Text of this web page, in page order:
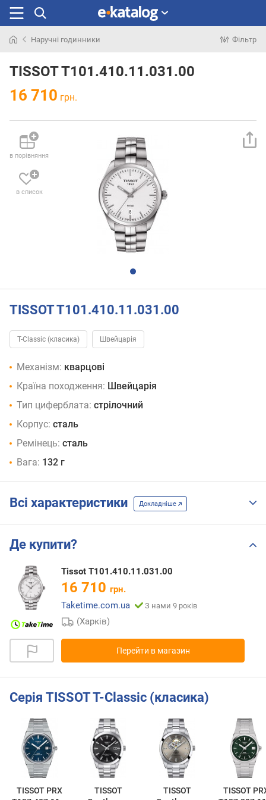
раніше
Наручні годинники Фільтр
TISSOT T101.410.11.031.00
16 710 грн.
в порівняння
в список
TISSOT T101.410.11.031.00
T-Classic (класика) Швейцарія
Механізм: кварцові
Країна походження: Швейцарія
Тип циферблата: стрілочний
Корпус: сталь
Ремінець: сталь
Вага: 132 г
Всі характеристики Докладніше
Де купити?
Tissot T101.410.11.031.00
16 710 грн.
Taketime.com.ua
З нами 9 років
(Харків)
Перейти в магазин
Серія TISSOT T-Classic (класика)
TISSOT PRX
TISSOT
TISSOT
TISSOT